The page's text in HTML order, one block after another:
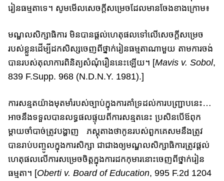
រៀន​ធម្មតា​ទេ។ សូមមើលសេច​ក្តី​សម្រេចដែលមានចែងខាងក្រោម៖
មណ្ឌលសិក្សាធិការ មិនបានផ្ដល់​ហេតុផល​ទៅ​លើ​​សេចក្ដី​សម្រេច
របស់ខ្លួន​​ដើ​ម្បី​​ដក​សិស្ស​ចេញ​ពីថ្នាក់​រៀន​ធម្មតា​​ណាមួយ​ តាម​ការចង់
បាន​របស់តុលាការ​ពិនិត្យ​​សំណុំរឿននេះឡើយ​​។ [Mavis v. Sobol,
839 F.Supp. 968 (N.D.N.Y. 1981).]
ការសន្មតយ៉ាង​មុត​មាំរបស់ច្បាប់​​ក្នុងការ​​គាំ​ទ្រដល់​ការបញ្ជ្រាប​នេះ​…
អាចនឹង​ទទួ​ល​បាន​​លទ្ធផល​ផ្ទុយ​​​ពីការ​សន្មត​នេះ​​ ​​ប្រសិនបើ​ឪពុក​
ម្តាយ​ចាំបាច់​ត្រូវបង្ហាញ ភស្តុ​តា​ង​ថាកូន​របស់ពួកគេសម​នឹង​ត្រូវ
បាន​រាប់​បញ្ចូល​ក្នុង​ការសិក្សា​ ជាជាងឲ្យ​មណ្ឌលសិក្សា​ធិការ​ត្រូវ​ផ្តល់​
ហេតុ​ផល​លើ​ការសម្រេចចិត្ត​ក្នុងការ​ដកកុមារនោះ​ចេញ​​ពី​ថ្នាក់រៀន
ធម្មតា។ [Oberti v. Board of Education, 995 F.2d 1204